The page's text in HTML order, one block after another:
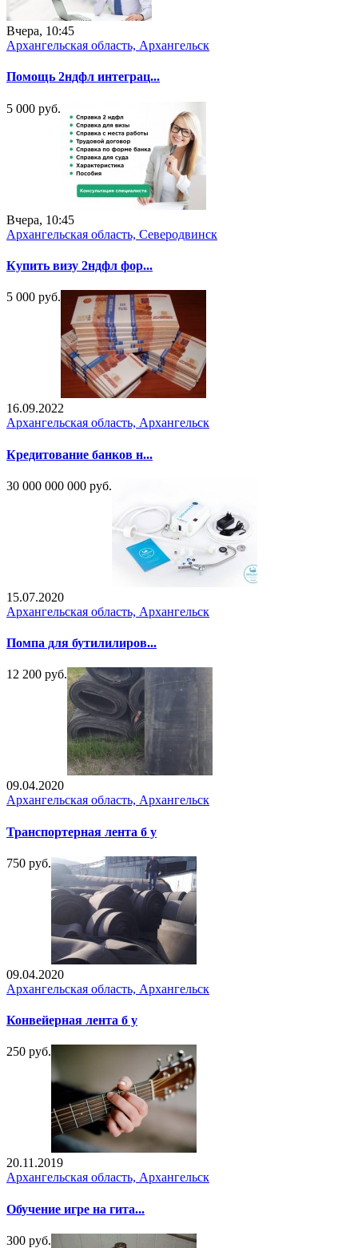
Вчера, 10:45
Архангельская область, Архангельск
Помощь 2ндфл интеграц...
5 000 руб.
Вчера, 10:45
Архангельская область, Северодвинск
Купить визу 2ндфл фор...
5 000 руб.
16.09.2022
Архангельская область, Архангельск
Кредитование банков н...
30 000 000 000 руб.
15.07.2020
Архангельская область, Архангельск
Помпа для бутилилиров...
12 200 руб.
09.04.2020
Архангельская область, Архангельск
Транспортерная лента б у
750 руб.
09.04.2020
Архангельская область, Архангельск
Конвейерная лента б у
250 руб.
20.11.2019
Архангельская область, Архангельск
Обучение игре на гита...
300 руб.